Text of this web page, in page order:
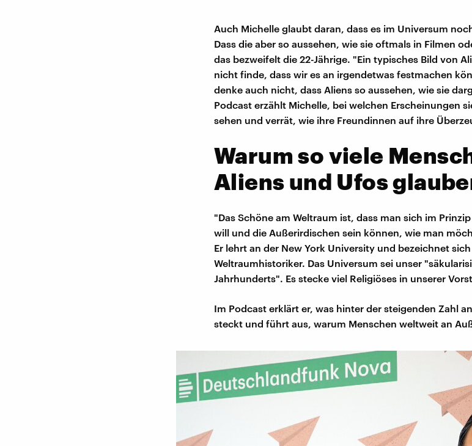
Auch Michelle glaubt daran, dass es im Universum
Dass die aber so aussehen, wie sie oftmals in Filmen
das bezweifelt die 22-Jährige. "Ein typisches Bild von
nicht finde, dass wir es an irgendetwas festmachen
denke auch nicht, dass Aliens so aussehen, wie sie
Podcast erzählt Michelle, bei welchen Erscheinungen
sehen und verrät, wie ihre Freundinnen auf ihre
Warum so viele
Aliens und Ufos
"Das Schöne am Weltraum ist, dass man sich im
will und die Außerirdischen sein können, wie man
Er lehrt an der New York University und bezeichnet
Weltraumhistoriker. Das Universum sei unser
Jahrhunderts". Es stecke viel Religiöses in unserer
Im Podcast erklärt er, was hinter der steigenden Zahl
steckt und führt aus, warum Menschen weltweit an